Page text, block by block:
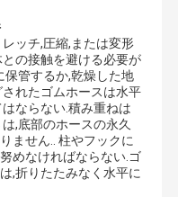
ッチ,圧縮,または変形
の接触を避ける必要が
保管するか,乾燥した地
れたゴムホースは水平
ならない.積み重ねは
,底部のホースの永久
ません.. 柱やフックに
めなければならない.ゴ
,折りたたみなく水平に